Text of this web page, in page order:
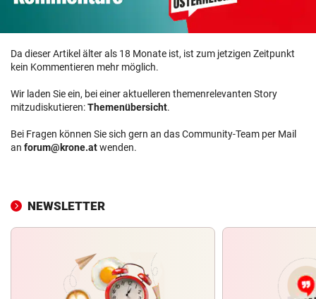
Da dieser Artikel älter als 18 Monate ist, ist zum jetzigen Zeitpunkt
kein Kommentieren mehr möglich.
Wir laden Sie ein, bei einer aktuelleren themenrelevanten Story
mitzudiskutieren:Themenübersicht.
Bei Fragen können Sie sich gern an das Community-Team per Mail
an forum@krone.atwenden.
NEWSLETTER